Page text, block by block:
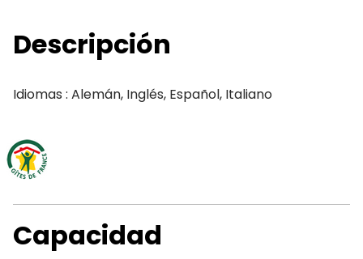
Descripción
Idiomas : Alemán, Inglés, Español, Italiano
Capacidad